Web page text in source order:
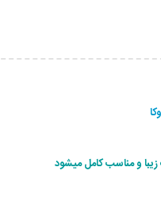
و مناسب کامل میشود